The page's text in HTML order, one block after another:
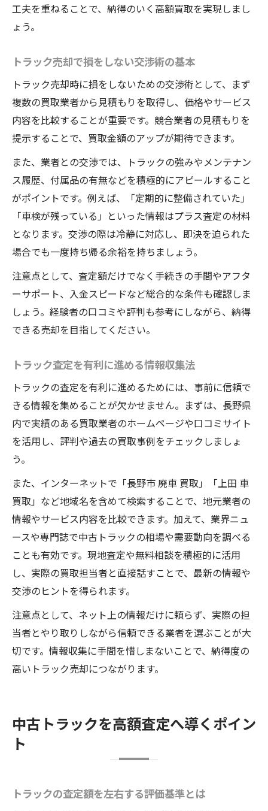
工夫を重ねることで、納得のいく高額買取を実現しまし
ょう。
トラック売却で損をしない交渉術の基本
トラック売却時に損をしないための交渉術として、まず
複数の買取業者から見積もりを取得し、価格やサービス
内容を比較することが重要です。競合業者の見積もりを
提示することで、買取金額のアップが期待できます。
また、業者との交渉では、トラックの強みやメンテナン
ス履歴、付属品の有無などを積極的にアピールすること
がポイントです。例えば、「定期的に整備されていた」
「車検が残っている」といった情報はプラス査定の材料
となります。交渉の際は冷静に対応し、即決を迫られた
場合でも一度持ち帰る余裕を持ちましょう。
注意点として、査定額だけでなく手続きの手間やアフタ
ーサポート、入金スピードなど総合的な条件も確認しま
しょう。経験者の口コミや評判も参考にしながら、納得
できる売却を目指してください。
トラック査定を有利に進める情報収集法
トラックの査定を有利に進めるためには、事前に信頼で
きる情報を集めることが欠かせません。まずは、長野県
内で実績のある買取業者のホームページや口コミサイト
を活用し、評判や過去の買取事例をチェックしましょ
う。
また、インターネットで「長野市 廃車 買取」「上田 車
買取」など地域名を含めて検索することで、地元業者の
情報やサービス内容を比較できます。加えて、業界ニュ
ースや専門誌で中古トラックの相場や需要動向を調べる
ことも有効です。現地査定や無料相談を積極的に活用
し、実際の買取担当者と直接話すことで、最新の情報や
交渉のヒントを得られます。
注意点として、ネット上の情報だけに頼らず、実際の担
当者とやり取りしながら信頼できる業者を選ぶことが大
切です。情報収集に手間を惜しまないことで、納得度の
高いトラック売却につながります。
中古トラックを高額査定へ導くポイン
ト
トラックの査定額を左右する評価基準とは